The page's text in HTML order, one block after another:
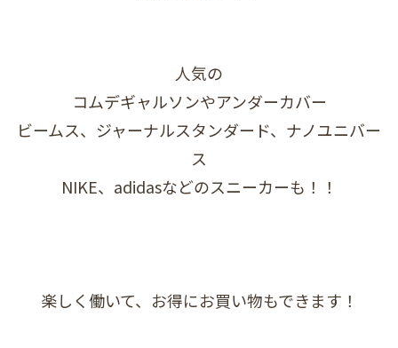
人気の
コムデギャルソンやアンダーカバー
ビームス、ジャーナルスタンダード、ナノユニバー
ス
NIKE、adidasなどのスニーカーも！！
楽しく働いて、お得にお買い物もできます！